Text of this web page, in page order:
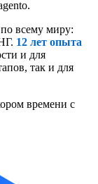
всему миру:
12 лет опыта
и для
так и для
времени c